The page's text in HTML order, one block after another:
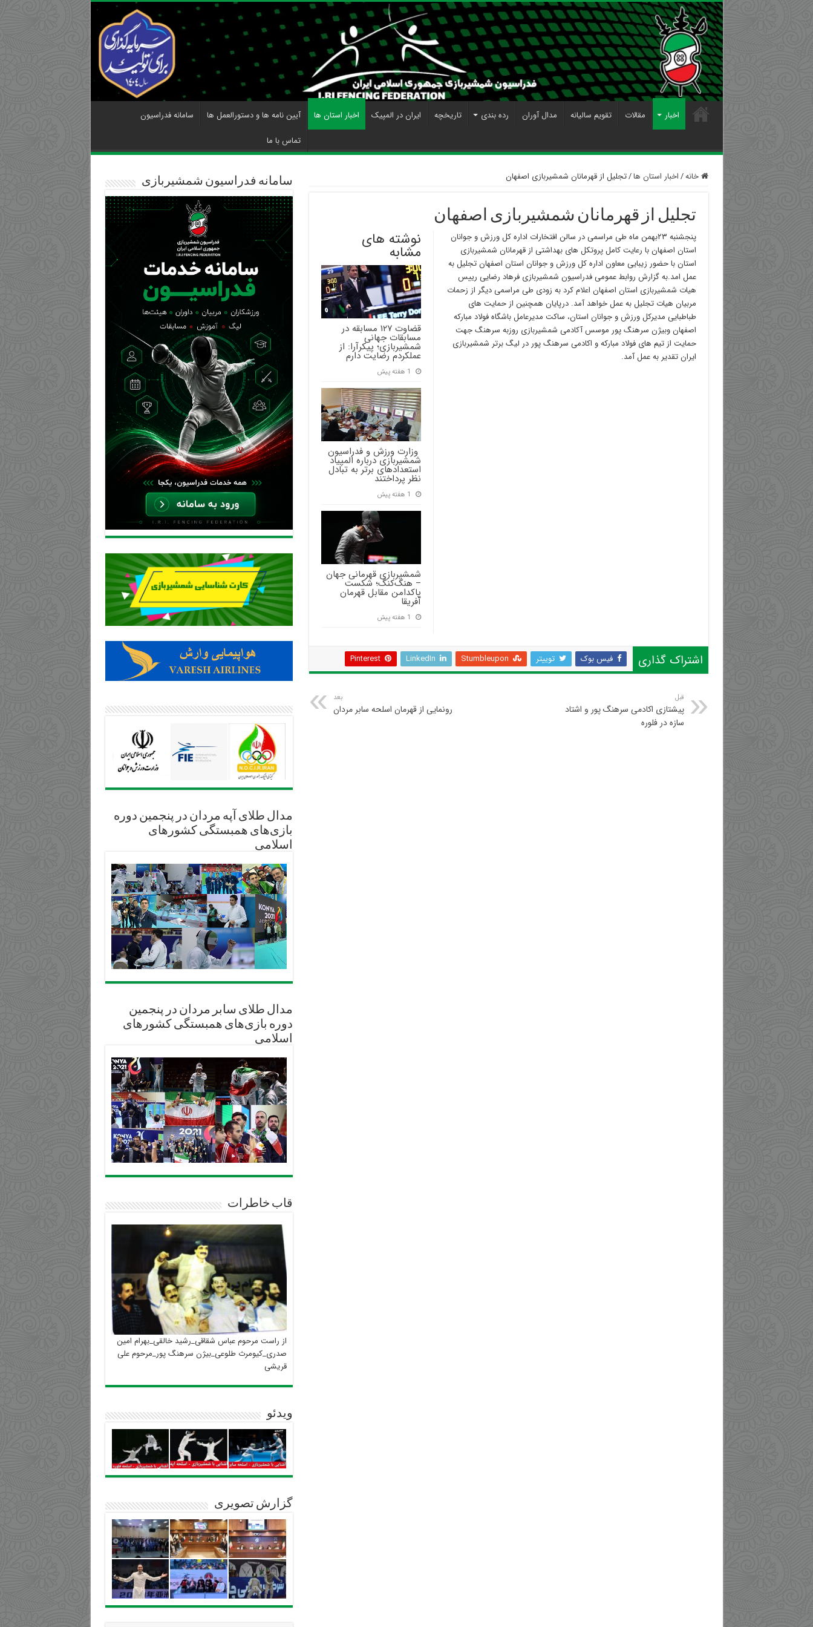
اخبار مقالات تقویم سالیانه مدال آوران رده بندی تاریخچه ایران در المپیک اخبار استان ها آیین نامه ها و دستورالعمل ها
سامانه فدراسیون
تماس با ما
خانه/اخبار استان ها/تجلیل از قهرمانان شمشیربازی اصفهان
تجلیل از قهرمانان شمشیربازی اصفهان
نوشته های
مشابه
قضاوت ۱۲۷ مسابقه در
مسابقات جهانی
شمشیربازی؛ پیکرآرا: از
عملکردم رضایت دارم
1 هفته پیش
‍ وزارت ورزش و فدراسیون
شمشیربازی درباره المپیاد
استعدادهای برتر به تبادل
نظر پرداختند
1 هفته پیش
شمشیربازی قهرمانی جهان
– هنگ‌کنگ؛ شکست
پاکدامن مقابل قهرمان
آفریقا
1 هفته پیش
پنجشنبه ۲۳بهمن ماه طی مراسمی در سالن افتخارات اداره کل ورزش و جوانان
استان اصفهان با رعایت کامل پروتکل های بهداشتی از قهرمانان شمشیربازی
استان با حضور زیبایی معاون اداره کل ورزش و جوانان استان اصفهان تجلیل به
عمل امد.به گزارش روابط عمومی فدراسیون شمشیربازی فرهاد رضایی رییس
هیات شمشیربازی استان اصفهان اعلام کرد به زودی طی مراسمی دیگر از زحمات
مربیان هیات تجلیل به عمل خواهد آمد. درپایان همچنین از حمایت های
طباطبایی مدیرکل ورزش و جوانان استان، ساکت مدیرعامل باشگاه فولاد مبارکه
اصفهان وبیژن سرهنگ پور موسس آکادمی شمشیربازی روزبه سرهنگ جهت
حمایت از تیم های فولاد مبارکه و اکادمی سرهنگ پور در لیگ برتر شمشیربازی
ایران تقدیر به عمل آمد.
اشتراک گذاری فیس بوک توییتر Stumbleupon
LinkedIn
Pinterest
قبل
پیشتازی اکادمی سرهنگ پور و اشتاد
سازه در فلوره
بعد
رونمایی از قهرمان اسلحه سابر مردان
سامانه فدراسیون شمشیربازی
مدال طلای آپه مردان در پنجمین دوره
بازی‌های همبستگی کشورهای
اسلامی
مدال طلای سابر مردان در پنجمین
دوره بازی‌های همبستگی کشورهای
اسلامی
قاب خاطرات
از راست مرحوم عباس شقاقی_رشید خالقی_بهرام امین
صدری_کیومرث طلوعی_بیژن سرهنگ پور_مرحوم علی
قریشی
ویدئو
گزارش تصویری